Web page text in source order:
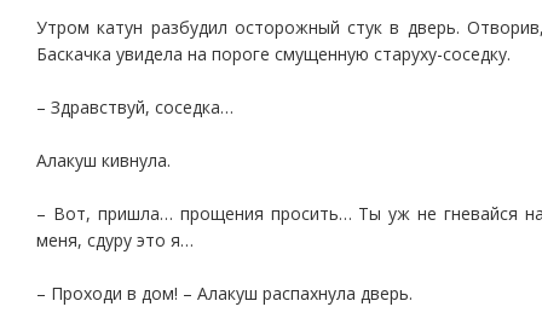
Утром катун разбудил осторожный стук в дверь.
Баскачка увидела на пороге смущенную старуху-соседку.
– Здравствуй, соседка…
Алакуш кивнула.
– Вот, пришла… прощения просить… Ты уж не гневайся
меня, сдуру это я…
– Проходи в дом! – Алакуш распахнула дверь.